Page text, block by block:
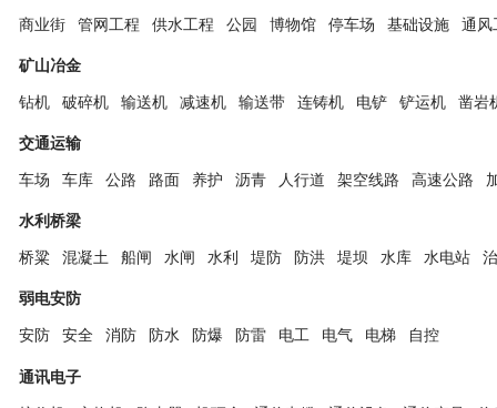
商业街 管网工程 供水工程 公园 博物馆 停车场 基础设施 通风
矿山冶金
钻机 破碎机 输送机 减速机 输送带 连铸机 电铲 铲运机 凿岩
交通运输
车场 车库 公路 路面 养护 沥青 人行道 架空线路 高速公路
水利桥梁
桥粱 混凝土 船闸 水闸 水利 堤防 防洪 堤坝 水库 水电站
弱电安防
安防 安全 消防 防水 防爆 防雷 电工 电气 电梯 自控
通讯电子